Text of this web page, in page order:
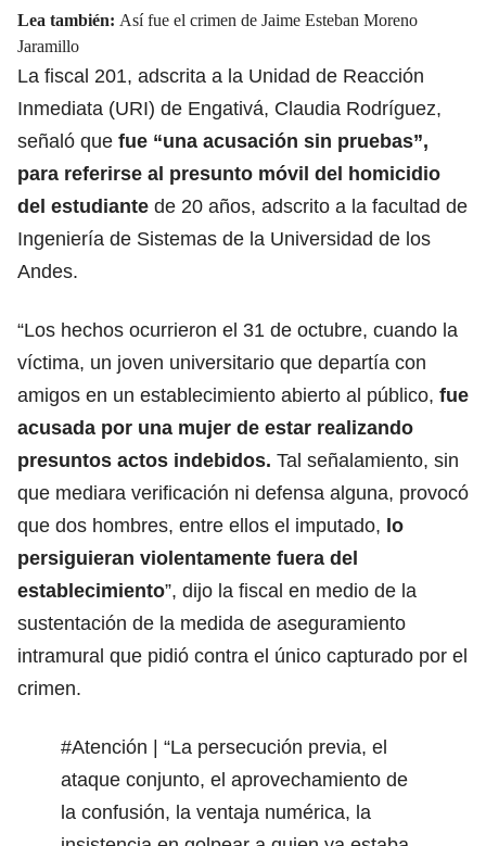
Lea también: Así fue el crimen de Jaime Esteban Moreno
Jaramillo
La fiscal 201, adscrita a la Unidad de Reacción
Inmediata (URI) de Engativá, Claudia Rodríguez,
señaló que fue “una acusación sin pruebas”,
para referirse al presunto móvil del homicidio
del estudiante de 20 años, adscrito a la facultad de
Ingeniería de Sistemas de la Universidad de los
Andes.
“Los hechos ocurrieron el 31 de octubre, cuando la
víctima, un joven universitario que departía con
amigos en un establecimiento abierto al público, fue
acusada por una mujer de estar realizando
presuntos actos indebidos. Tal señalamiento, sin
que mediara verificación ni defensa alguna, provocó
que dos hombres, entre ellos el imputado, lo
persiguieran violentamente fuera del
establecimiento”, dijo la fiscal en medio de la
sustentación de la medida de aseguramiento
intramural que pidió contra el único capturado por el
crimen.
#Atención | “La persecución previa, el
ataque conjunto, el aprovechamiento de
la confusión, la ventaja numérica, la